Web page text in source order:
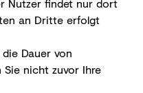
an Dritte erfolgt
Dauer von
Sie nicht zuvor Ihre